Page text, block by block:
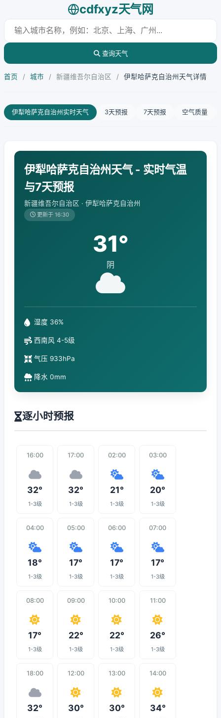
cdfxyz天气网
查询天气
首页 / 城市 / 新疆维吾尔自治区 / 伊犁哈萨克自治州天气详情
伊犁哈萨克自治州实时天气 3天预报 7天预报 空气质量
伊犁哈萨克自治州天气 - 实时气温
与7天预报
新疆维吾尔自治区 · 伊犁哈萨克自治州
更新于 16:30
31°
阴
湿度 36%
西南风 4-5级
气压 933hPa
降水 0mm
逐小时预报
16:00
32°
1-3级
17:00
32°
1-3级
02:00
21°
1-3级
03:00
20°
1-3级
04:00
18°
1-3级
05:00
17°
1-3级
06:00
17°
1-3级
07:00
17°
1-3级
08:00
17°
1-3级
09:00
22°
1-3级
10:00
22°
1-3级
11:00
26°
1-3级
18:00
32°
12:00
30°
13:00
30°
14:00
34°